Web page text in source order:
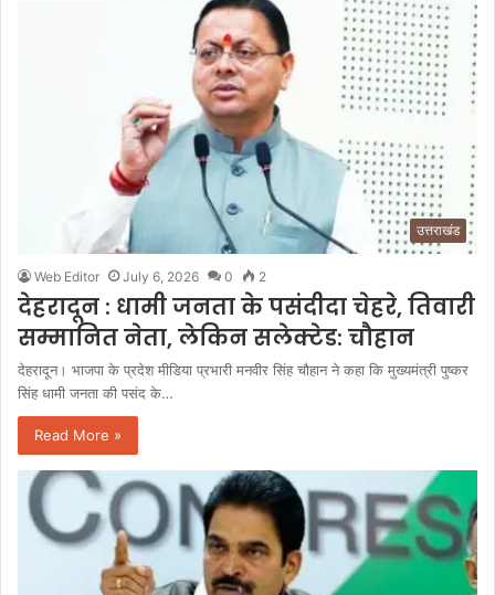
उत्तराखंड
Web Editor July 6, 2026 0 2
देहरादून : धामी जनता के पसंदीदा चेहरे, तिवारी
सम्मानित नेता, लेकिन सलेक्टेड: चौहान
देहरादून। भाजपा के प्रदेश मीडिया प्रभारी मनवीर सिंह चौहान ने कहा कि मुख्यमंत्री पुष्कर
सिंह धामी जनता की पसंद के…
Read More »